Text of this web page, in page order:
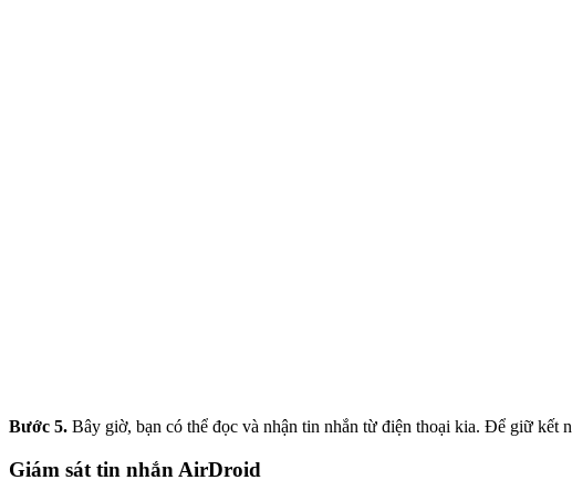
Bước 5. Bây giờ, bạn có thể đọc và nhận tin nhắn từ điện thoại kia. Để giữ
Giám sát tin nhắn AirDroid